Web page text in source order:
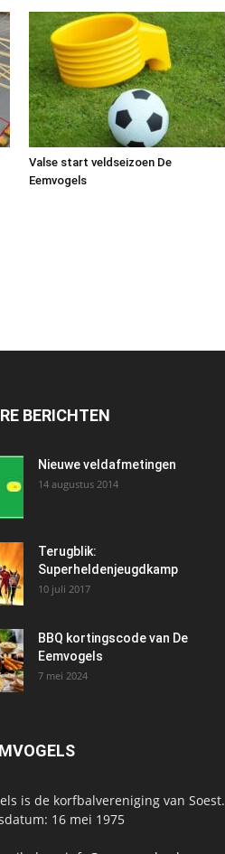
Valse start veldseizoen De
Eemvogels
BERICHTEN
Nieuwe veldafmetingen
14 augustus 2014
Terugblik:
Superheldenjeugdkamp
10 juli 2017
BBQ kortingscode van De
Eemvogels
7 mei 2024
is de korfbalvereniging van Soest.
16 mei 1975